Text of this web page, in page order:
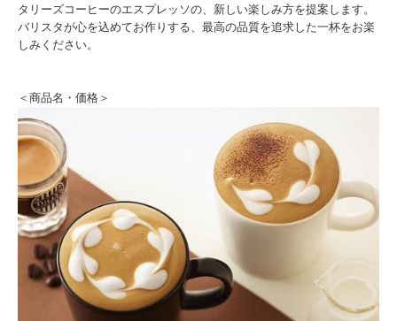
タリーズコーヒーのエスプレッソの、新しい楽しみ方を提案します。
バリスタが心を込めてお作りする、最高の品質を追求した一杯をお楽
しみください。
＜商品名・価格＞